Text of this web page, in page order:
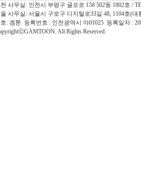
사무실: 인천시 부평구 굴포로 158 502동 1802호 /
사무실: 서울시 구로구 디지털로33길 48, 1104호(대
: 겜툰 등록번호 : 인천광역시 아01025 등록일자 :
All Rights Reserved.